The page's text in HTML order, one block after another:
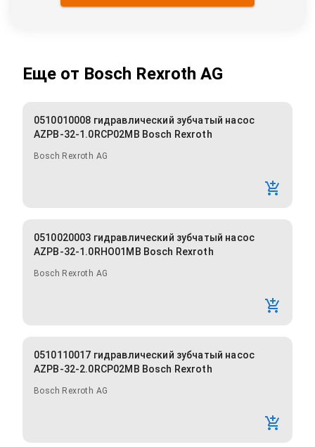
Еще от Bosch Rexroth AG
0510010008 гидравлический зубчатый насос
AZPB-32-1.0RCP02MB Bosch Rexroth
Bosch Rexroth AG
0510020003 гидравлический зубчатый насос
AZPB-32-1.0RHO01MB Bosch Rexroth
Bosch Rexroth AG
0510110017 гидравлический зубчатый насос
AZPB-32-2.0RCP02MB Bosch Rexroth
Bosch Rexroth AG